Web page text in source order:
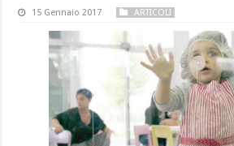
15 Gennaio 2017 ARTICOLI